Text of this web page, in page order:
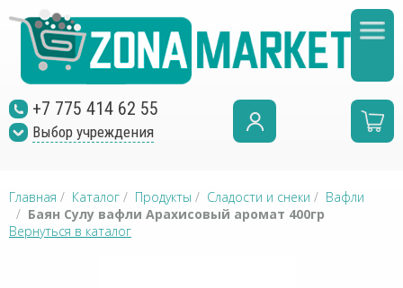
+7 775 414 62 55
Выбор учреждения
Главная / Каталог / Продукты / Сладости и снеки / Вафли
/ Баян Сулу вафли Арахисовый аромат 400гр
Вернуться в каталог